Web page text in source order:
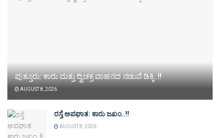
ಪುತ್ತೂರು: ಕಾರು ಮತ್ತು ದ್ವಿಚಕ್ರ ವಾಹನದ ನಡುವೆ ಡಿಕ್ಕಿ..!!
AUGUST 8, 2026
ರಸ್ತೆ ಅಪಘಾತ: ಕಾರು ಜಖಂ..!!
AUGUST 8, 2026